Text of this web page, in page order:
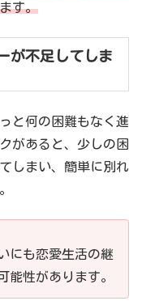
す。
が不足してしま
と何の困難もなく進
があると、少しの困
しまい、簡単に別れ
にも恋愛生活の継
能性があります。